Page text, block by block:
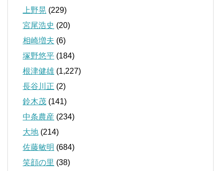
上野晃 (229)
宮尾浩史 (20)
相崎増夫 (6)
塚野悠平 (184)
根津健雄 (1,227)
長谷川正 (2)
鈴木茂 (141)
中条農産 (234)
大地 (214)
佐藤敏明 (684)
笑顔の里 (38)